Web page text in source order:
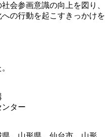
会参画意識の向上を図り、
の行動を起こすきっかけを
ター